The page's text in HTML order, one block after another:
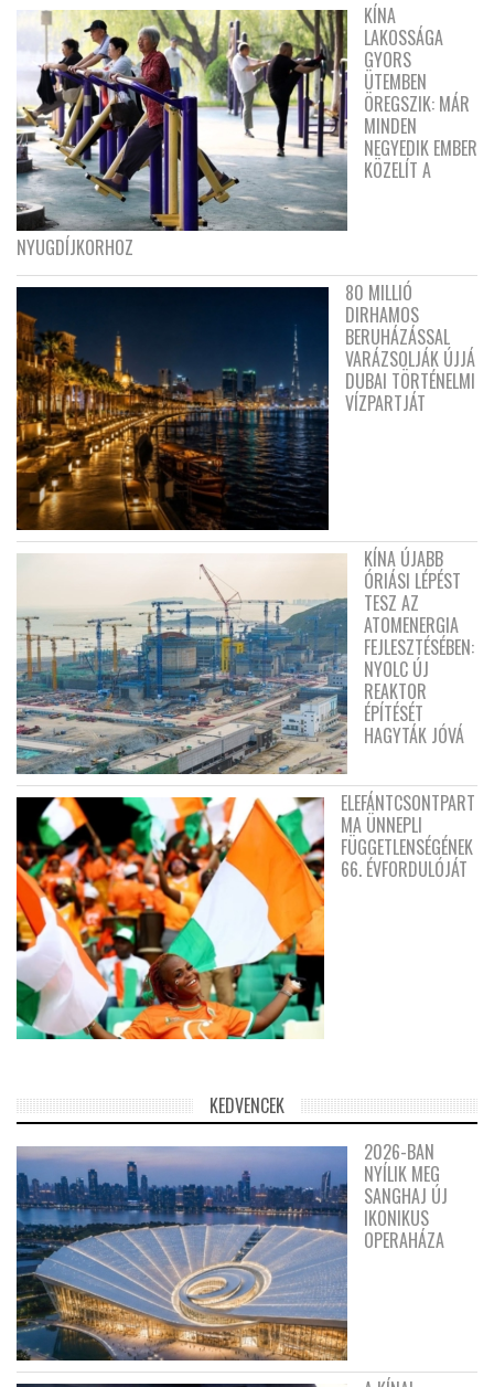
KÍNA
LAKOSSÁGA
GYORS
ÜTEMBEN
ÖREGSZIK: MÁR
MINDEN
NEGYEDIK EMBER
KÖZELÍT A
NYUGDÍJKORHOZ
80 MILLIÓ
DIRHAMOS
BERUHÁZÁSSAL
VARÁZSOLJÁK ÚJJÁ
DUBAI TÖRTÉNELMI
VÍZPARTJÁT
KÍNA ÚJABB
ÓRIÁSI LÉPÉST
TESZ AZ
ATOMENERGIA
FEJLESZTÉSÉBEN:
NYOLC ÚJ
REAKTOR
ÉPÍTÉSÉT
HAGYTÁK JÓVÁ
ELEFÁNTCSONTPART
MA ÜNNEPLI
FÜGGETLENSÉGÉNEK
66. ÉVFORDULÓJÁT
KEDVENCEK
2026-BAN
NYÍLIK MEG
SANGHAJ ÚJ
IKONIKUS
OPERAHÁZA